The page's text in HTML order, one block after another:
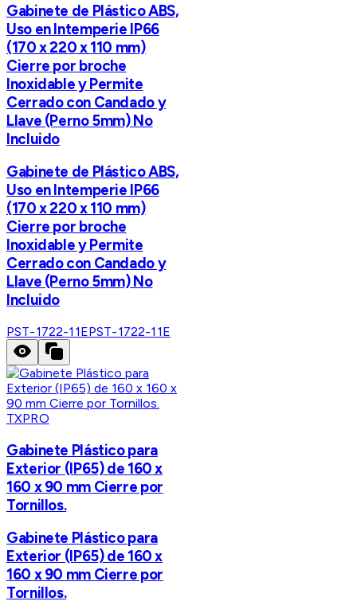
Gabinete de Plástico ABS,
Uso en Intemperie IP66
(170 x 220 x 110 mm)
Cierre por broche
Inoxidable y Permite
Cerrado con Candado y
Llave (Perno 5mm) No
Incluido
Gabinete de Plástico ABS,
Uso en Intemperie IP66
(170 x 220 x 110 mm)
Cierre por broche
Inoxidable y Permite
Cerrado con Candado y
Llave (Perno 5mm) No
Incluido
PST-1722-11EPST-1722-11E
TXPRO
Gabinete Plástico para
Exterior (IP65) de 160 x
160 x 90 mm Cierre por
Tornillos.
Gabinete Plástico para
Exterior (IP65) de 160 x
160 x 90 mm Cierre por
Tornillos.